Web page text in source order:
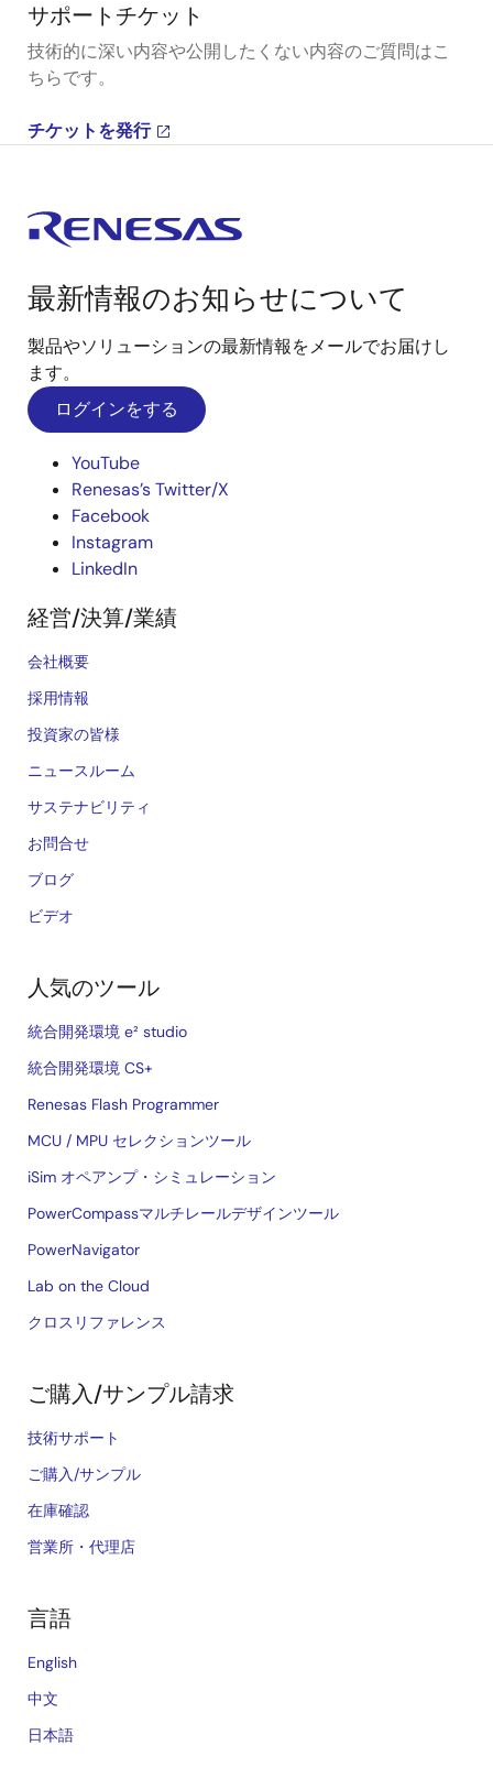
サポートチケット
技術的に深い内容や公開したくない内容のご質問はこ
ちらです。
チケットを発行
最新情報のお知らせについて
製品やソリューションの最新情報をメールでお届けし
ます。
ログインをする
YouTube
Renesas’s Twitter/X
Facebook
Instagram
LinkedIn
経営/決算/業績
会社概要
採用情報
投資家の皆様
ニュースルーム
サステナビリティ
お問合せ
ブログ
ビデオ
人気のツール
統合開発環境 e² studio
統合開発環境 CS+
Renesas Flash Programmer
MCU / MPU セレクションツール
iSim オペアンプ・シミュレーション
PowerCompassマルチレールデザインツール
PowerNavigator
Lab on the Cloud
クロスリファレンス
ご購入/サンプル請求
技術サポート
ご購入/サンプル
在庫確認
営業所・代理店
言語
English
中文
日本語